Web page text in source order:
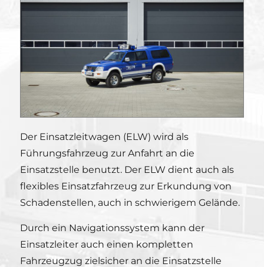
Der Einsatzleitwagen (ELW) wird als
Führungsfahrzeug zur Anfahrt an die
Einsatzstelle benutzt. Der ELW dient auch als
flexibles Einsatzfahrzeug zur Erkundung von
Schadenstellen, auch in schwierigem Gelände.
Durch ein Navigationssystem kann der
Einsatzleiter auch einen kompletten
Fahrzeugzug zielsicher an die Einsatzstelle